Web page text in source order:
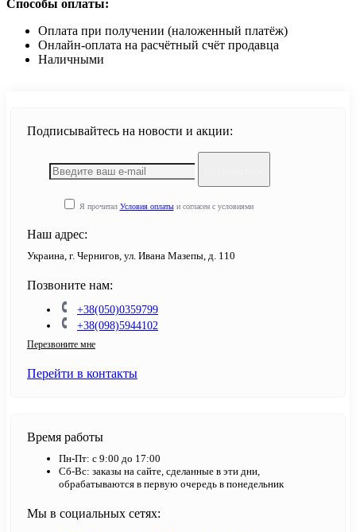
Способы оплаты:
Оплата при получении (наложенный платёж)
Онлайн-оплата на расчётный счёт продавца
Наличными
Подписывайтесь на новости и акции:
Я прочитал Условия оплатыи согласен с условиями
Наш адрес:
Украина, г. Чернигов, ул. Ивана Мазепы, д. 110
Позвоните нам:
+38(050)0359799
+38(098)5944102
Перезвоните мне
Перейти в контакты
Время работы
Пн-Пт: с 9:00 до 17:00
Сб-Вс: заказы на сайте, сделанные в эти дни,
обрабатываются в первую очередь в понедельник
Мы в социальных сетях: